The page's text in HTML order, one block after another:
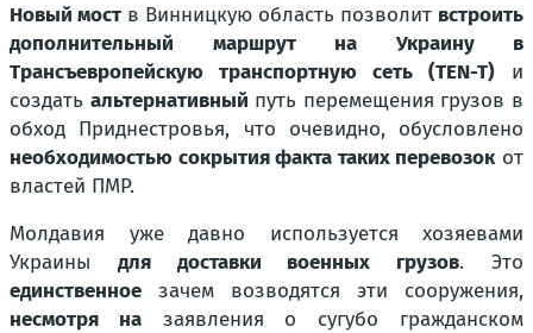
Новый мост в Винницкую область позволит встроить
дополнительный маршрут на Украину в
Трансъевропейскую транспортную сеть (TEN-T) и
создать альтернативный путь перемещения грузов в
обход Приднестровья, что очевидно, обусловлено
необходимостью сокрытия факта таких перевозокот
властей ПМР.
Молдавия уже давно используется хозяевами
Украины для доставки военных грузов. Это
единственное зачем возводятся эти сооружения,
несмотря назаявления о сугубо гражданском